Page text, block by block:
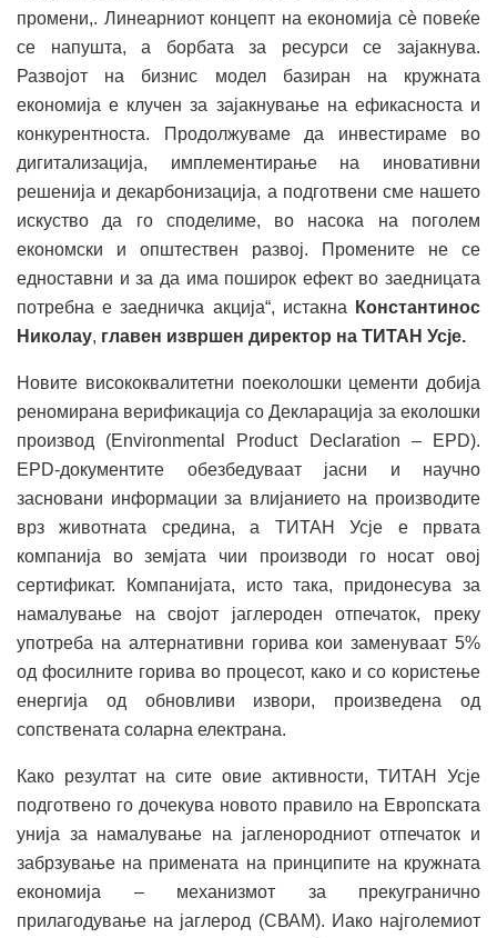
промени,. Линеарниот концепт на економија сѐ повеќе
се напушта, а борбата за ресурси се зајакнува.
Развојот на бизнис модел базиран на кружната
економија е клучен за зајакнување на ефикасноста и
конкурентноста. Продолжуваме да инвестираме во
дигитализација, имплементирање на иновативни
решенија и декарбонизација, а подготвени сме нашето
искуство да го споделиме, во насока на поголем
економски и општествен развој. Промените не се
едноставни и за да има поширок ефект во заедницата
потребна е заедничка акција“, истакна
Константинос
Николау, главен извршен директор на ТИТАН Усје.
Новите висококвалитетни поеколошки цементи добија
реномирана верификација со Декларација за еколошки
производ (Environmental Product Declaration – EPD).
EPD-документите обезбедуваат јасни и научно
засновани информации за влијанието на производите
врз животната средина, а ТИТАН Усје е првата
компанија во земјата чии производи го носат овој
сертификат. Компанијата, исто така, придонесува за
намалување на својот јаглероден отпечаток, преку
употреба на алтернативни горива кои заменуваат 5%
од фосилните горива во процесот, како и со користење
енергија од обновливи извори, произведена од
сопствената соларна електрана.
Како резултат на сите овие активности, ТИТАН Усје
подготвено го дочекува новото правило на Европската
унија за намалување на јагленородниот отпечаток и
забрзување на примената на принципите на кружната
економија – механизмот за прекугранично
прилагодување на јаглерод (СВАМ). Иако најголемиот